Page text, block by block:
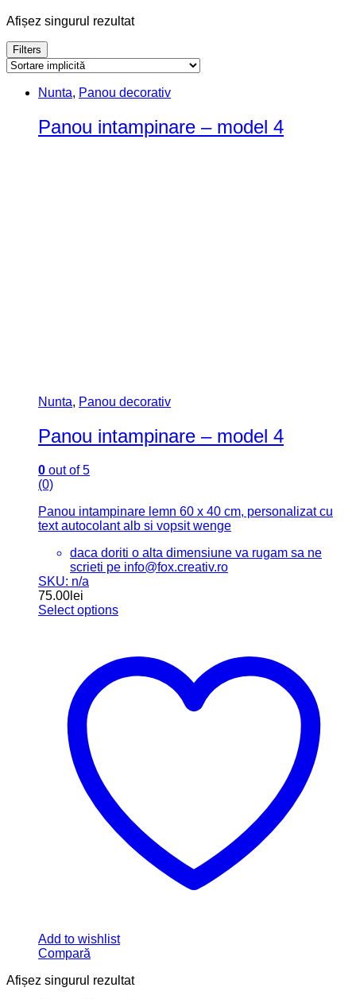
Afișez singurul rezultat
Filters
Nunta, Panou decorativ
Panou intampinare – model 4
Nunta, Panou decorativ
Panou intampinare – model 4
0 out of 5
(0)
Panou intampinare lemn 60 x 40 cm, personalizat cu
text autocolant alb si vopsit wenge
daca doriti o alta dimensiune va rugam sa ne
scrieti pe info@fox.creativ.ro
SKU: n/a
75.00 lei
Select options
Add to wishlist
Compară
Afișez singurul rezultat